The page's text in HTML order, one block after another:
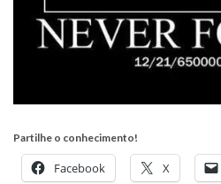
Partilhe o conhecimento!
Facebook X